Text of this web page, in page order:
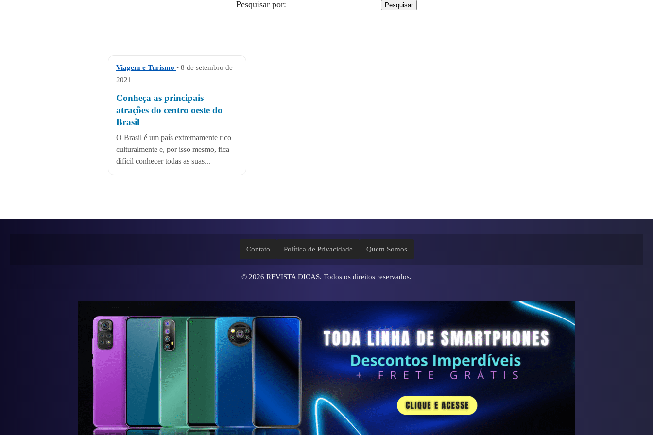
Pesquisar por:
Viagem e Turismo • 8 de setembro de
2021
Conheça as principais
atrações do centro oeste do
Brasil
O Brasil é um país extremamente rico
culturalmente e, por isso mesmo, fica
difícil conhecer todas as suas...
Contato Política de Privacidade Quem Somos
© 2026 REVISTA DICAS. Todos os direitos reservados.